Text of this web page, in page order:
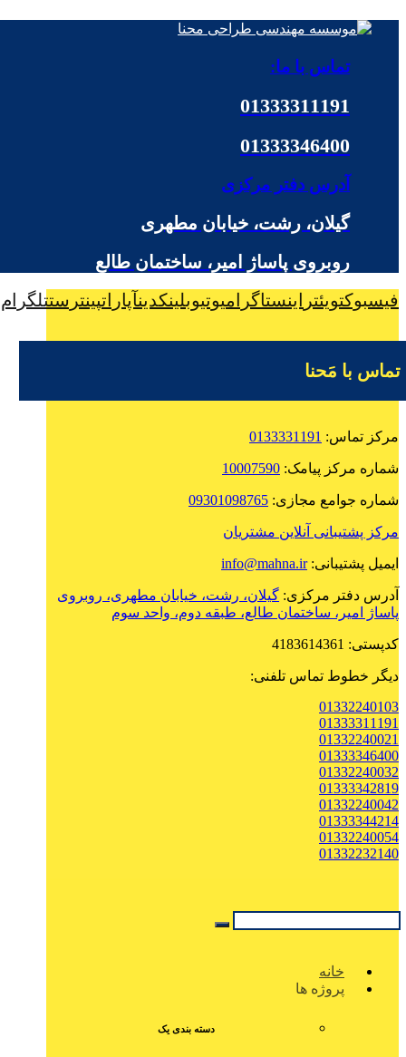
تماس با ما:
01333311191
01333346400
آدرس دفتر مرکزی
گیلان، رشت، خیابان مطهری
روبروی پاساژ امیر، ساختمان طالع
فیسبوکتویئتر اینستاگرامیوتیوبلینکدینآپاراتپینترستتلگرام
تماس با مَحنا
مرکز تماس: 0133331191
شماره مرکز پیامک: 10007590
شماره جوامع مجازی: 09301098765
مرکز پشتیبانی آنلاین مشتریان
ایمیل پشتیبانی:info@mahna.ir
آدرس دفتر مرکزی: گیلان، رشت، خیابان مطهری، روبروی
پاساژ امیر، ساختمان طالع، طبقه دوم، واحد سوم
کدپستی: 4183614361
دیگر خطوط تماس تلفنی:
01332240103
01333311191
01332240021
01333346400
01332240032
01333342819
01332240042
01333344214
01332240054
01332232140
خانه
پروژه ها
دسته بندی یک